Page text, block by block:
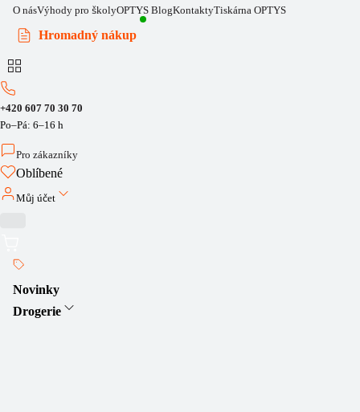
O násVýhody pro školyOPTYS BlogKontaktyTiskárna OPTYS
Hromadný nákup
+420 607 70 30 70
Po–Pá: 6–16 h
Pro zákazníky
Oblíbené
Můj účet
Novinky
Drogerie